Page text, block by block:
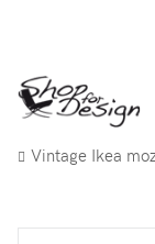
Vintage Ikea